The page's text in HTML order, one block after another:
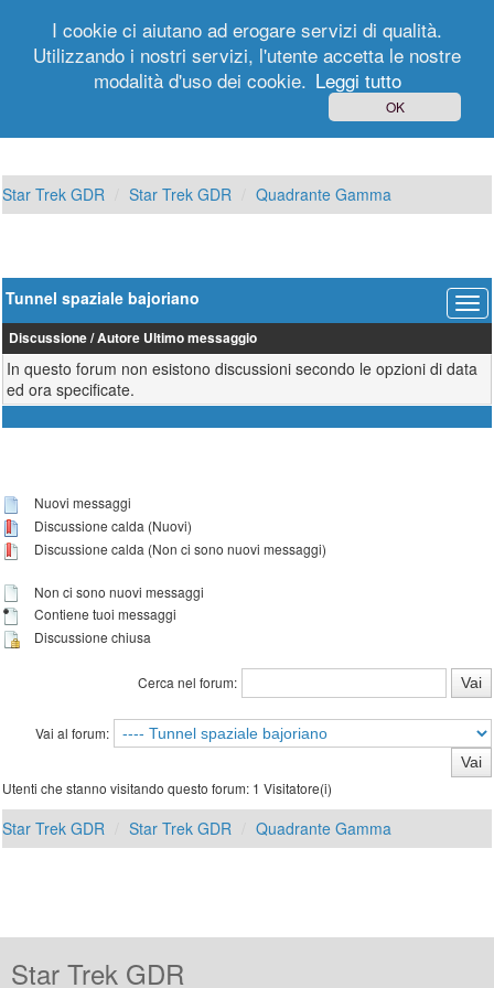
Registrati
Star Trek GDR Star Trek GDR Quadrante Gamma
Tunnel spaziale bajoriano
Discussione/Autore Ultimo messaggio
In questo forum non esistono discussioni secondo le opzioni di data
ed ora specificate.
Nuovi messaggi
Discussione calda (Nuovi)
Discussione calda (Non ci sono nuovi messaggi)
Non ci sono nuovi messaggi
Contiene tuoi messaggi
Discussione chiusa
Cerca nel forum:
Vai al forum:
Utenti che stanno visitando questo forum: 1 Visitatore(i)
Star Trek GDR Star Trek GDR Quadrante Gamma
Star Trek GDR
I cookie ci aiutano ad erogare servizi di qualità.
Utilizzando i nostri servizi, l'utente accetta le nostre
modalità d'uso dei cookie. Leggi tutto
OK